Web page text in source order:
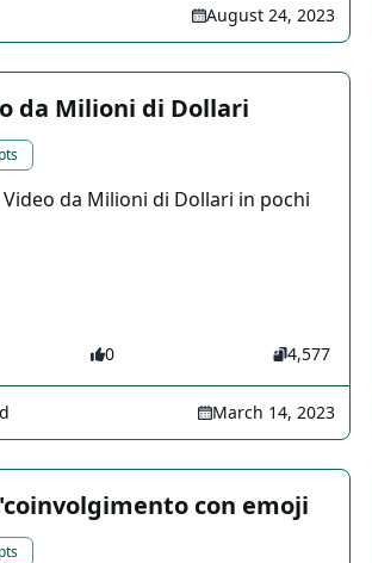
August 24, 2023
da Milioni di Dollari
Video da Milioni di Dollari in pochi
0 4,577
March 14, 2023
con emoji